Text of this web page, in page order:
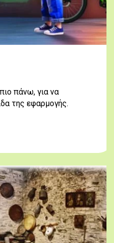
πάνω, για να
της εφαρμογής.